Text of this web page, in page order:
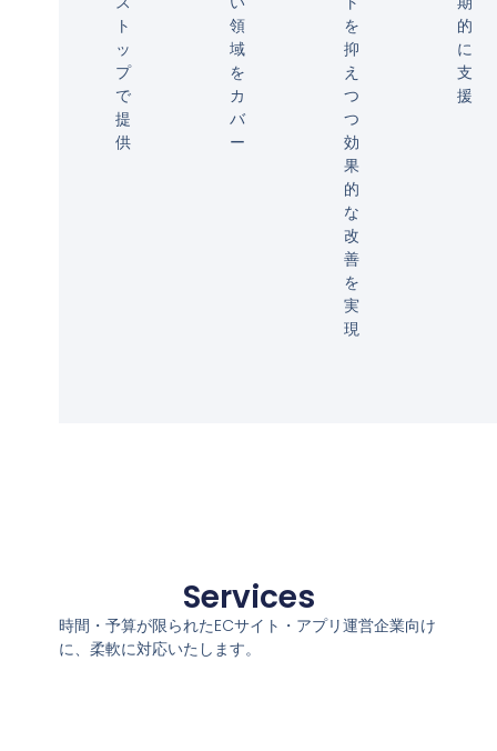
ト
ッ
プ
で
提
供
領
域
を
カ
バ
ー
を
抑
え
つ
つ
効
果
的
な
改
善
を
実
現
的
に
支
援
Services
時間・予算が限られたECサイト・アプリ運営企業向け
に、柔軟に対応いたします。